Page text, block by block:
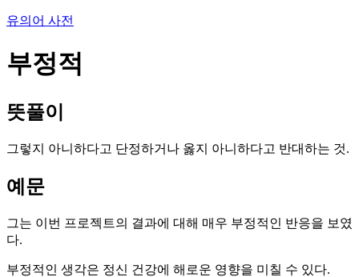
유의어 사전
부정적
뜻풀이
그렇지 아니하다고 단정하거나 옳지 아니하다고 반대하는 것.
예문
그는 이번 프로젝트의 결과에 대해 매우 부정적인 반응을 보였
다.
부정적인 생각은 정신 건강에 해로운 영향을 미칠 수 있다.